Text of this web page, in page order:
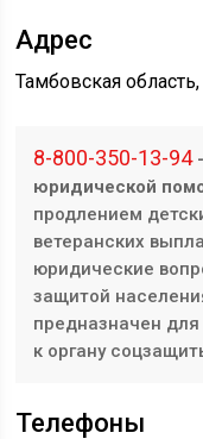
Адрес
Тамбовская
8-800-350-13-94-
юридической
продлением
ветеранских
юридические
защитой
предназначен
к органу
Телефоны